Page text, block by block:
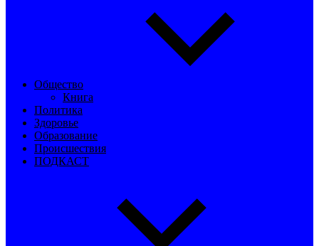
Общество
Книга
Политика
Здоровье
Образование
Происшествия
ПОДКАСТ